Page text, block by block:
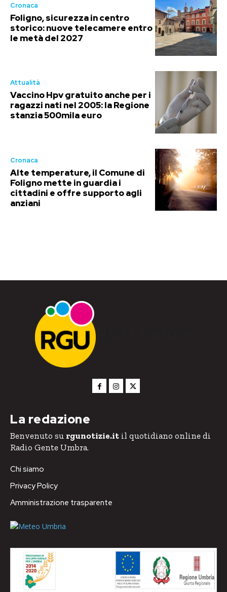
Cronaca
Foligno, sicurezza in centro
storico: nuove telecamere entro
le metà del 2027
Attualità
Vaccino Hpv gratuito anche per i
ragazzi nati nel 2005: la Regione
stanzia 500mila euro
Cronaca
Alte temperature, il Comune di
Foligno mette in guardia i
cittadini e offre supporto agli
anziani
RGU Notizie
La redazione
Benvenuto su rgunotizie.it il quotidiano online di
Radio Gente Umbra.
Chi siamo
Privacy Policy
Amministrazione trasparente